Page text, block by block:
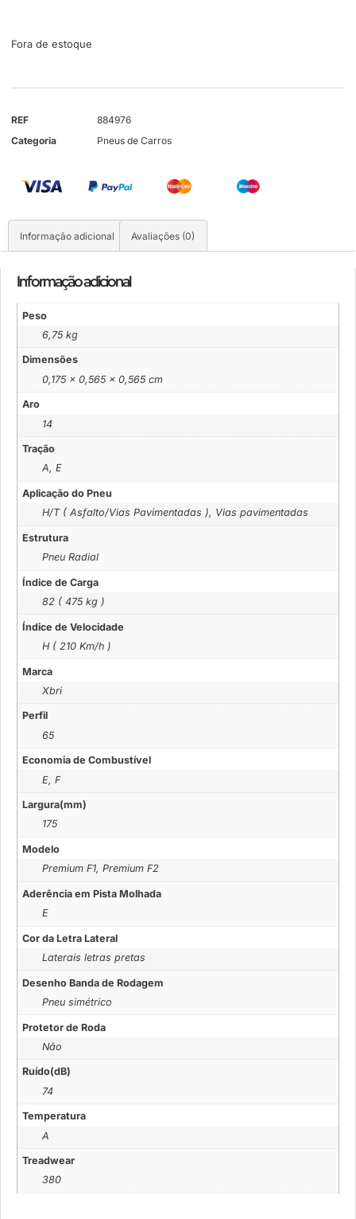
Fora de estoque
REF
884976
Categoria
Pneus de Carros
Informação adicional Avaliações (0)
Informação adicional
Peso
6,75 kg
Dimensões
0,175 × 0,565 × 0,565 cm
Aro
14
Tração
A, E
Aplicação do Pneu
H/T ( Asfalto/Vias Pavimentadas ), Vias pavimentadas
Estrutura
Pneu Radial
Índice de Carga
82 ( 475 kg )
Índice de Velocidade
H ( 210 Km/h )
Marca
Xbri
Perfil
65
Economia de Combustível
E, F
Largura(mm)
175
Modelo
Premium F1, Premium F2
Aderência em Pista Molhada
E
Cor da Letra Lateral
Laterais letras pretas
Desenho Banda de Rodagem
Pneu simétrico
Protetor de Roda
Não
Ruído(dB)
74
Temperatura
A
Treadwear
380